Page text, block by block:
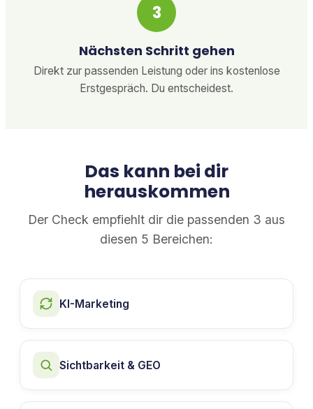
3
Nächsten Schritt gehen
Direkt zur passenden Leistung oder ins kostenlose
Erstgespräch. Du entscheidest.
Das kann bei dir
herauskommen
Der Check empfiehlt dir die passenden 3 aus
diesen 5 Bereichen:
KI-Marketing
Sichtbarkeit & GEO